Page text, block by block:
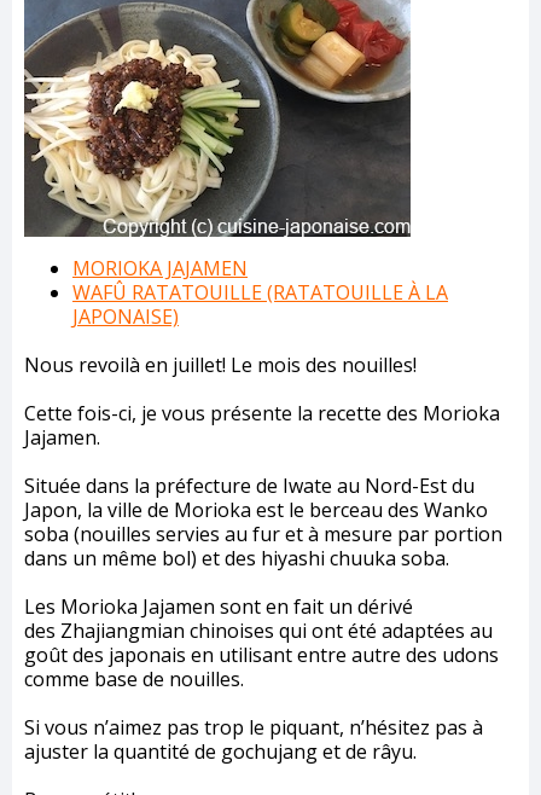
MORIOKA JAJAMEN
WAFÛ RATATOUILLE (RATATOUILLE À LA
JAPONAISE)
Nous revoilà en juillet! Le mois des nouilles!
Cette fois-ci, je vous présente la recette des Morioka
Jajamen.
Située dans la préfecture de Iwate au Nord-Est du
Japon, la ville de Morioka est le berceau des Wanko
soba (nouilles servies au fur et à mesure par portion
dans un même bol) et des hiyashi chuuka soba.
Les Morioka Jajamen sont en fait un dérivé
des Zhajiangmian chinoises qui ont été adaptées au
goût des japonais en utilisant entre autre des udons
comme base de nouilles.
Si vous n’aimez pas trop le piquant, n’hésitez pas à
ajuster la quantité de gochujang et de râyu.